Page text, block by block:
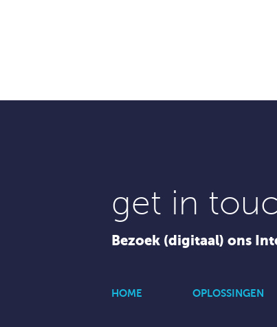
get in
Bezoek (digitaal) ons
HOME OPLOSSINGEN